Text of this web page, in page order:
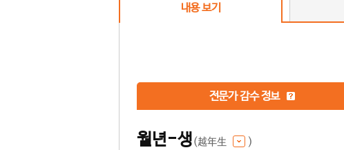
내용 보기
전문가 감수 정보
월년-생(越年生 )